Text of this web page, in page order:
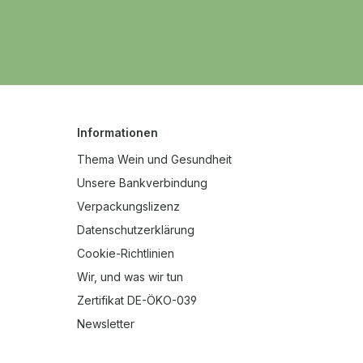
Informationen
Thema Wein und Gesundheit
Unsere Bankverbindung
Verpackungslizenz
Datenschutzerklärung
Cookie-Richtlinien
Wir, und was wir tun
Zertifikat DE-ÖKO-039
Newsletter